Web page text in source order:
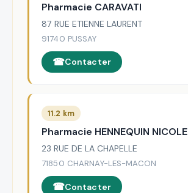
Pharmacie CARAVATI
87 RUE ETIENNE LAURENT
91740 PUSSAY
Contacter
11.2 km
Pharmacie HENNEQUIN NICOLE
23 RUE DE LA CHAPELLE
71850 CHARNAY-LES-MACON
Contacter